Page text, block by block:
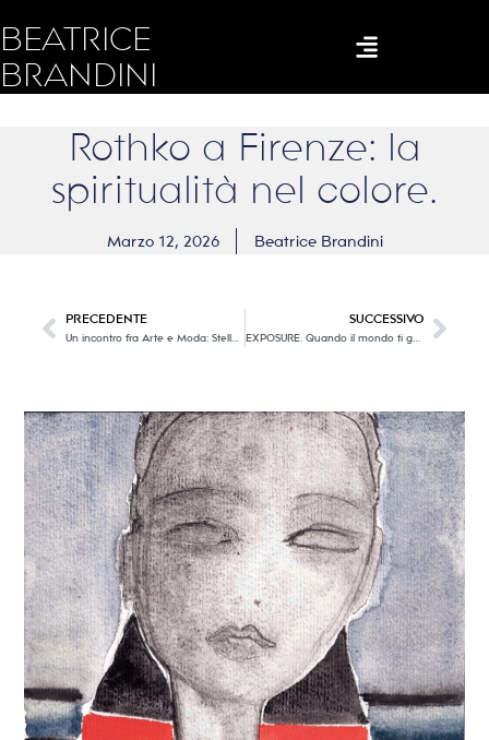
BEATRICE
BRANDINI
Rothko a Firenze: la
spiritualità nel colore.
Marzo 12, 2026 Beatrice Brandini
PRECEDENTE SUCCESSIVO
EXPOSURE. Quando il mondo ti guarda, da Harry Style a Lady Gaga.